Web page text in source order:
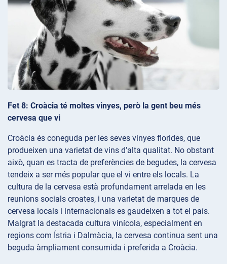
Fet 8: Croàcia té moltes vinyes, però la gent beu més
cervesa que vi
Croàcia és coneguda per les seves vinyes florides, que
produeixen una varietat de vins d’alta qualitat. No obstant
això, quan es tracta de preferències de begudes, la cervesa
tendeix a ser més popular que el vi entre els locals. La
cultura de la cervesa està profundament arrelada en les
reunions socials croates, i una varietat de marques de
cervesa locals i internacionals es gaudeixen a tot el país.
Malgrat la destacada cultura vinícola, especialment en
regions com Ístria i Dalmàcia, la cervesa continua sent una
beguda àmpliament consumida i preferida a Croàcia.